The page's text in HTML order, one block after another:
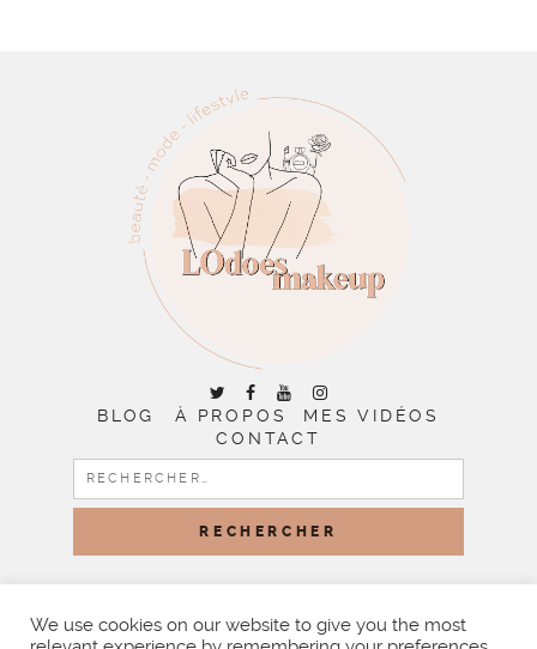
BLOG À PROPOS
MES VIDÉOS
CONTACT
RECHERCHER :
BY LITTLE THEME SHOP
We use cookies on our website to give you the most